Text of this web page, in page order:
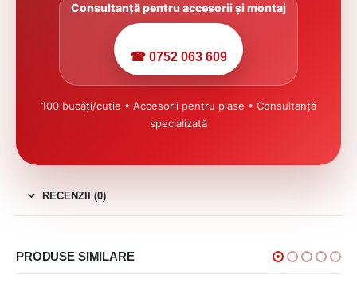
Consultanță pentru accesorii și montaj
☎ 0752 063 609
100 bucăți/cutie • Accesorii pentru plase • Consultanță
specializată
RECENZII (0)
PRODUSE SIMILARE